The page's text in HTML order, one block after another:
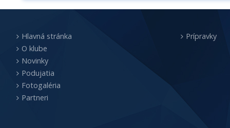
Hlavná stránka
O klube
Novinky
Podujatia
Fotogaléria
Partneri
Prípravky